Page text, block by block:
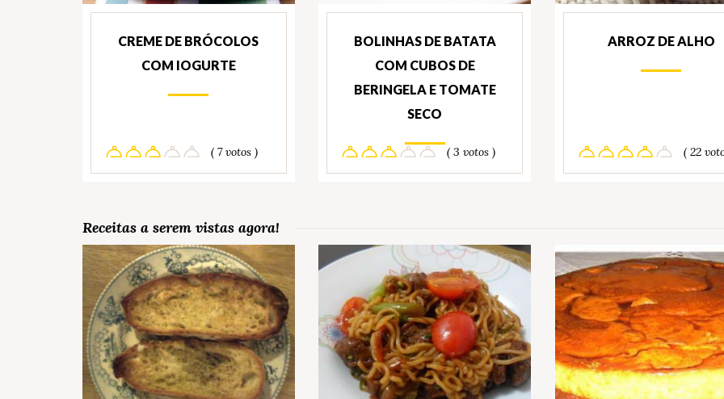
CREME DE BRÓCOLOS
COM IOGURTE
( 7 votos )
BOLINHAS DE BATATA
COM CUBOS DE
BERINGELA E TOMATE
SECO
( 3 votos )
ARROZ DE ALHO
( 22
Receitas a serem vistas agora!